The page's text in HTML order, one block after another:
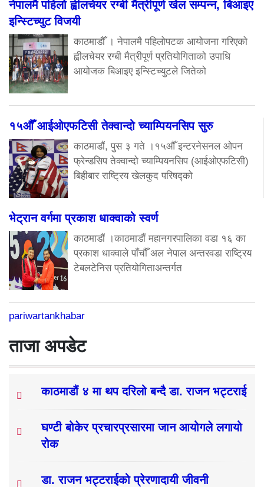
नेपालमै पहिलो ह्वीलचेयर रग्बी मैत्रीपूर्ण खेल सम्पन्न, बिआइए
इन्स्टिच्युट विजयी
काठमाडौँ । नेपालमै पहिलोपटक आयोजना गरिएको
ह्वीलचेयर रग्बी मैत्रीपूर्ण प्रतियोगिताको उपाधि
आयोजक बिआइए इन्स्टिच्युटले जितेको
१५औँ आईओएफटिसी तेक्वान्दो च्याम्पियनसिप सुरु
काठमाडौं, पुस ३ गते ।१५औँ इन्टरनेसनल ओपन
फ्रेन्डसिप तेक्वान्दो च्याम्पियनसिप (आईओएफटिसी)
बिहीबार राष्ट्रिय खेलकुद परिषद्को
भेट्रान वर्गमा प्रकाश धाक्वाको स्वर्ण
काठमाडौं ।काठमाडौं महानगरपालिका वडा १६ का
प्रकाश धाक्वाले पाँचौँ अल नेपाल अन्तरवडा राष्ट्रिय
टेबलटेनिस प्रतियोगिताअन्तर्गत
pariwartankhabar
ताजा अपडेट
काठमाडौं ४ मा थप दरिलो बन्दै डा. राजन भट्टराई
घण्टी बोकेर प्रचारप्रसारमा जान आयोगले लगायो
रोक
डा. राजन भट्टराईको प्रेरणादायी जीवनी